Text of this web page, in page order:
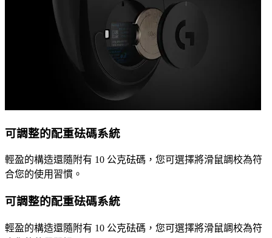
可調整的配重砝碼系統
輕盈的構造還隨附有 10 公克砝碼，您可選擇將滑鼠調校為符
合您的使用習慣。
可調整的配重砝碼系統
輕盈的構造還隨附有 10 公克砝碼，您可選擇將滑鼠調校為符